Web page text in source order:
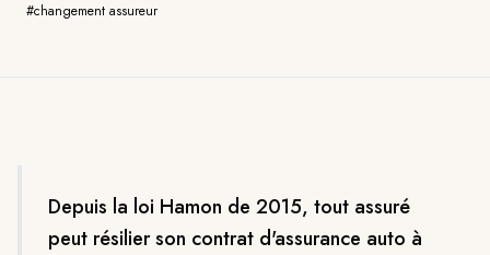
#changement assureur
Depuis la loi Hamon de 2015, tout assuré
peut résilier son contrat d'assurance auto à